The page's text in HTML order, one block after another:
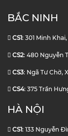
BẮC NINH
CS1: 301 Minh
CS2: 480 Nguyễn
CS3: Ngã Tư Chờ,
CS4: 375 Trần
HÀ NỘI
CS1: 133 Nguyễn